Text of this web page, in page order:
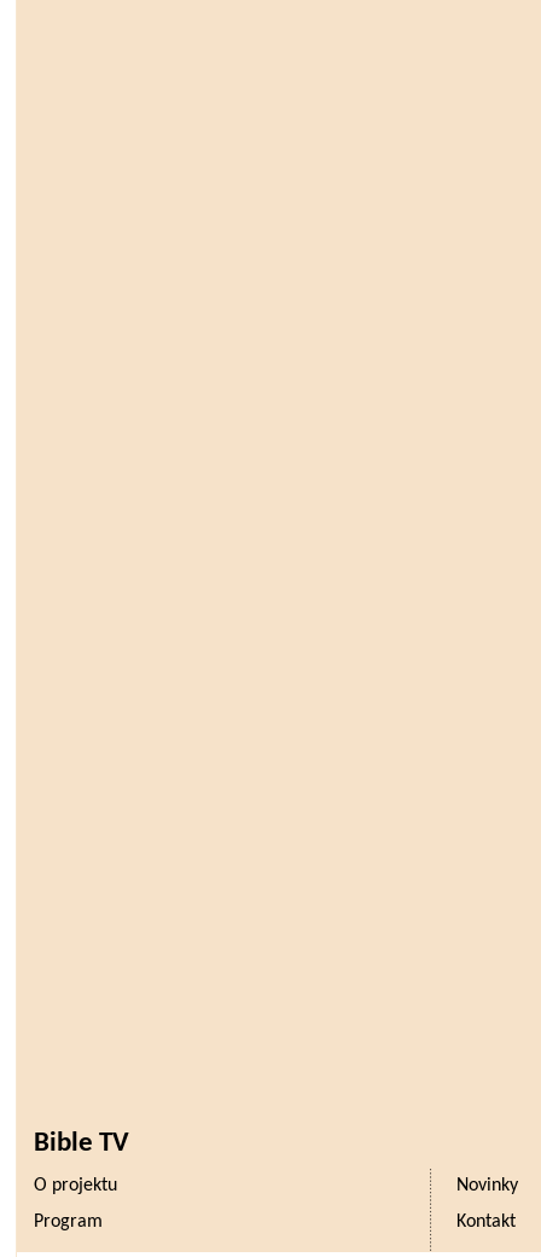
Bible TV
O projektu
Novinky
Program
Kontakt